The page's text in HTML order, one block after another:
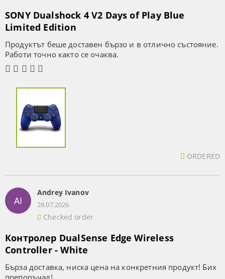
SONY Dualshock 4 V2 Days of Play Blue
Limited Edition
Продуктът беше доставен бързо и в отлично състояние.
Работи точно както се очаква.
ORDERED
AI
Andrey Ivanov
28.07.2026
Checked order
Контролер DualSense Edge Wireless
Controller - White
Бърза доставка, ниска цена на конкретния продукт! Бих